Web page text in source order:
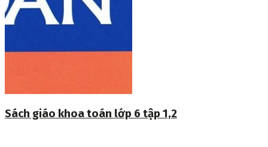
Sách giáo khoa toán lớp 6 tập 1,2